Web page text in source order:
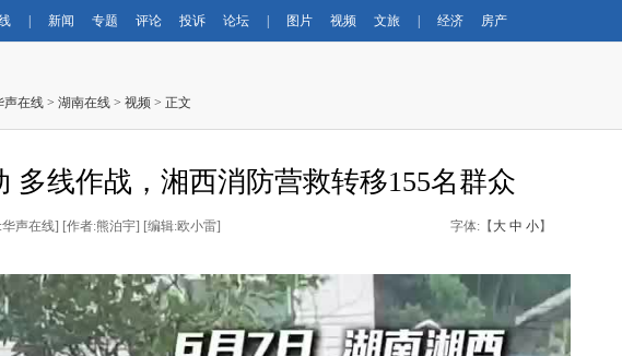
新闻 专题 评论 投诉 论坛 图片 视频 文旅 经济 房产
声在线 > 湖南在线 > 视频 > 正文
多线作战，湘西消防营救转移155名群众
声在线] [作者:熊泊宇] [编辑:欧小雷] 字体:【 大 中 小】